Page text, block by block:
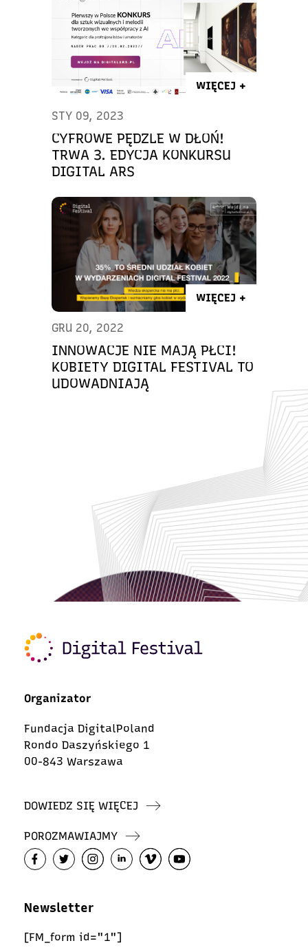
WIĘCEJ +
STY 09, 2023
CYFROWE PĘDZLE W DŁOŃ!
TRWA 3. EDYCJA KONKURSU
DIGITAL ARS
WIĘCEJ +
GRU 20, 2022
INNOWACJE NIE MAJĄ PŁCI!
KOBIETY DIGITAL FESTIVAL TO
UDOWADNIAJĄ
Organizator
Fundacja DigitalPoland
Rondo Daszyńskiego 1
00-843 Warszawa
DOWIEDZ SIĘ WIĘCEJ
POROZMAWIAJMY
Newsletter
[FM_form id="1"]